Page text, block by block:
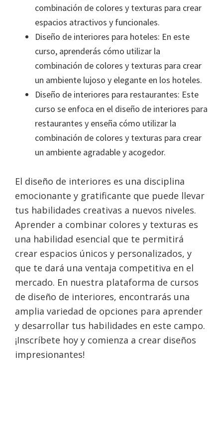
combinación de colores y texturas para crear
espacios atractivos y funcionales.
Diseño de interiores para hoteles: En este
curso, aprenderás cómo utilizar la
combinación de colores y texturas para crear
un ambiente lujoso y elegante en los hoteles.
Diseño de interiores para restaurantes: Este
curso se enfoca en el diseño de interiores para
restaurantes y enseña cómo utilizar la
combinación de colores y texturas para crear
un ambiente agradable y acogedor.
El diseño de interiores es una disciplina
emocionante y gratificante que puede llevar
tus habilidades creativas a nuevos niveles.
Aprender a combinar colores y texturas es
una habilidad esencial que te permitirá
crear espacios únicos y personalizados, y
que te dará una ventaja competitiva en el
mercado. En nuestra plataforma de cursos
de diseño de interiores, encontrarás una
amplia variedad de opciones para aprender
y desarrollar tus habilidades en este campo.
¡Inscríbete hoy y comienza a crear diseños
impresionantes!